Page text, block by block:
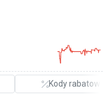
Kody rabatowe